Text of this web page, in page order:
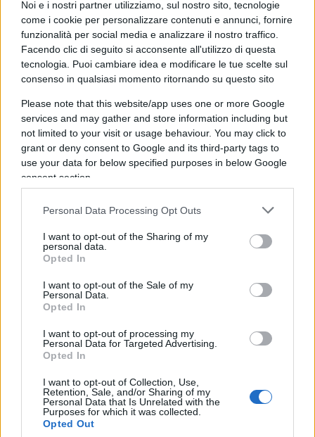
Noi e i nostri partner utilizziamo, sul nostro sito, tecnologie
come i cookie per personalizzare contenuti e annunci, fornire
funzionalità per social media e analizzare il nostro traffico.
Facendo clic di seguito si acconsente all'utilizzo di questa
tecnologia. Puoi cambiare idea e modificare le tue scelte sul
consenso in qualsiasi momento ritornando su questo sito
Please note that this website/app uses one or more Google
services and may gather and store information including but
not limited to your visit or usage behaviour. You may click to
grant or deny consent to Google and its third-party tags to
use your data for below specified purposes in below Google
consent section.
Personal Data Processing Opt Outs
I want to opt-out of the Sharing of my
personal data.
Opted In
I want to opt-out of the Sale of my
Personal Data.
Opted In
I want to opt-out of processing my
Personal Data for Targeted Advertising.
Opted In
I want to opt-out of Collection, Use,
Retention, Sale, and/or Sharing of my
Personal Data that Is Unrelated with the
Purposes for which it was collected.
Opted Out
storia, senza parodiarla e senza tentare di
imporre una visione paternalistica della persona,
da educare a introiettare una lettura
propagandistica degli eventi. Un’impostazione che
non solo mistifica la complessità del passato, ma
attribuisce alle forze politiche alternative un
ritratto caricaturale e antidemocratico, che nega la
possibilità di un confronto sereno e costruttivo.
Questa tendenza si è ripresentata anche in
morte del Pontefice, quando dalla sinistra sono
emerse obiezioni che paventavano
un’attenuazione delle celebrazioni antifasciste. Si
successore di Pietro, pur di riaffermare un
primato simbolico. Tutto ciò si innesta in un clima
di crescente semplificazione della politica, dove
chiunque si collochi al di fuori della sinistra viene
reincarnazione di una stagione antidemocratica
ormai archiviata dalla storia. Il riferimento al
fascismo — reiterato quasi compulsivamente —